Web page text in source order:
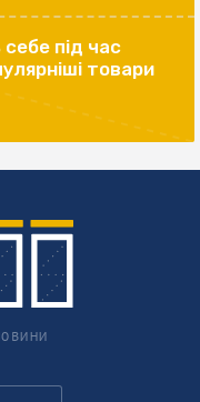
під час
товари